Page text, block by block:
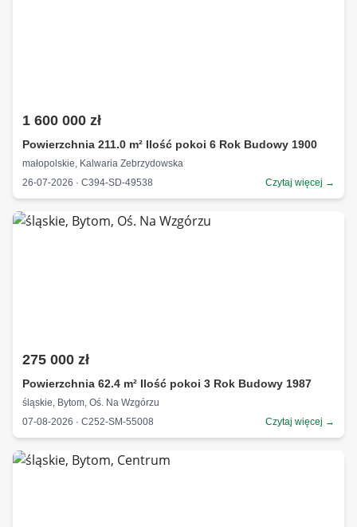
1 600 000 zł
Powierzchnia 211.0 m² Ilość pokoi 6 Rok Budowy 1900
małopolskie, Kalwaria Zebrzydowska
26-07-2026 · C394-SD-49538
Czytaj więcej →
275 000 zł
Powierzchnia 62.4 m² Ilość pokoi 3 Rok Budowy 1987
śląskie, Bytom, Oś. Na Wzgórzu
07-08-2026 · C252-SM-55008
Czytaj więcej →